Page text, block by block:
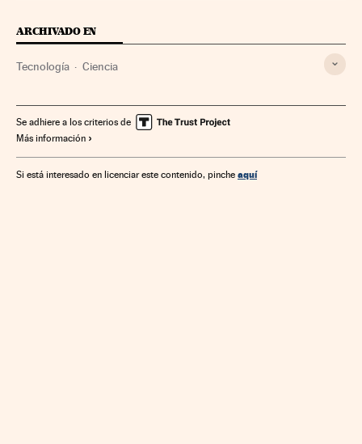
ARCHIVADO EN
Tecnología Ciencia
Se adhiere a los criterios de
Más información
Si está interesado en licenciar este contenido, pinche aquí